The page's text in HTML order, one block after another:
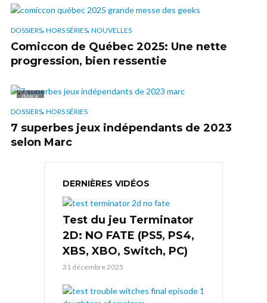
DOSSIERS, HORS SÉRIES, NOUVELLES
Comiccon de Québec 2025: Une nette
progression, bien ressentie
IMAGE
DOSSIERS, HORS SÉRIES
7 superbes jeux indépendants de 2023
selon Marc
DERNIÈRES VIDÉOS
Test du jeu Terminator
2D: NO FATE (PS5, PS4,
XBS, XBO, Switch, PC)
31 décembre 2025